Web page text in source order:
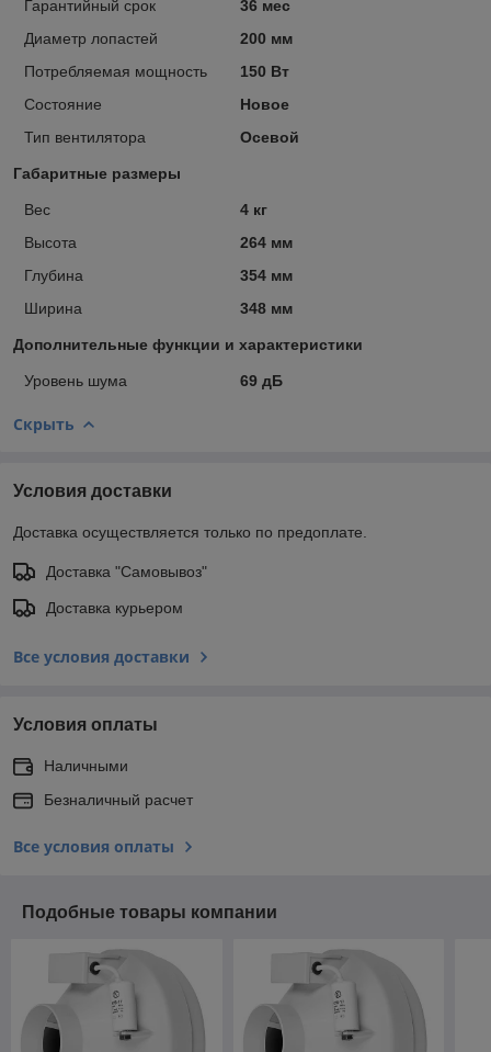
Гарантийный срок
36 мес
Диаметр лопастей
200 мм
Потребляемая мощность
150 Вт
Состояние
Новое
Тип вентилятора
Осевой
Габаритные размеры
Вес
4 кг
Высота
264 мм
Глубина
354 мм
Ширина
348 мм
Дополнительные функции и характеристики
Уровень шума 69 дБ
Скрыть
Условия доставки
Доставка осуществляется только по предоплате.
Доставка "Самовывоз"
Доставка курьером
Все условия доставки
Условия оплаты
Наличными
Безналичный расчет
Все условия оплаты
Подобные товары компании